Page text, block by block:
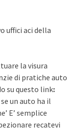
uffici aci della
la visura
di pratiche auto
su questo link:
un auto ha il
E’ semplice
recatevi